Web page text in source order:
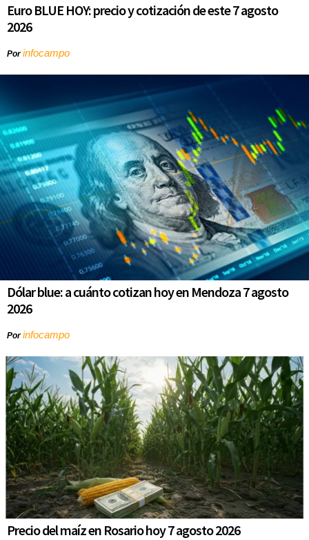
Euro BLUE HOY: precio y cotización de este 7 agosto
2026
Porinfocampo
Dólar blue: a cuánto cotizan hoy en Mendoza 7 agosto
2026
Porinfocampo
Precio del maíz en Rosario hoy 7 agosto 2026